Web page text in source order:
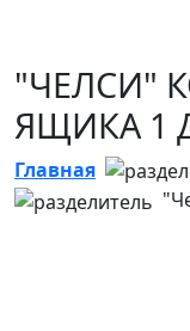
"ЧЕЛСИ"
ЯЩИКА 1
Главная